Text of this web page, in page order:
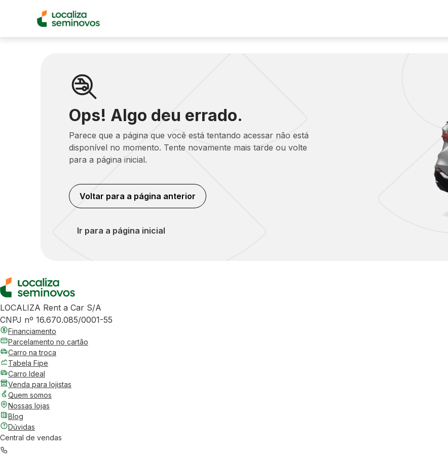
Ops! Algo deu errado.
Parece que a página que você está tentando acessar não está
disponível no momento. Tente novamente mais tarde ou volte
para a página inicial.
Voltar para a página anterior
Ir para a página inicial
LOCALIZA Rent a Car S/A
CNPJ nº 16.670.085/0001-55
Financiamento
Parcelamento no cartão
Carro na troca
Tabela Fipe
Carro Ideal
Venda para lojistas
Quem somos
Nossas lojas
Blog
Dúvidas
Central de vendas